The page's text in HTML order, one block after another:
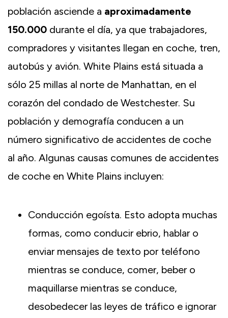
población asciende a aproximadamente
150.000 durante el día, ya que trabajadores,
compradores y visitantes llegan en coche, tren,
autobús y avión. White Plains está situada a
sólo 25 millas al norte de Manhattan, en el
corazón del condado de Westchester. Su
población y demografía conducen a un
número significativo de accidentes de coche
al año. Algunas causas comunes de accidentes
de coche en White Plains incluyen:
Conducción egoísta. Esto adopta muchas
formas, como conducir ebrio, hablar o
enviar mensajes de texto por teléfono
mientras se conduce, comer, beber o
maquillarse mientras se conduce,
desobedecer las leyes de tráfico e ignorar